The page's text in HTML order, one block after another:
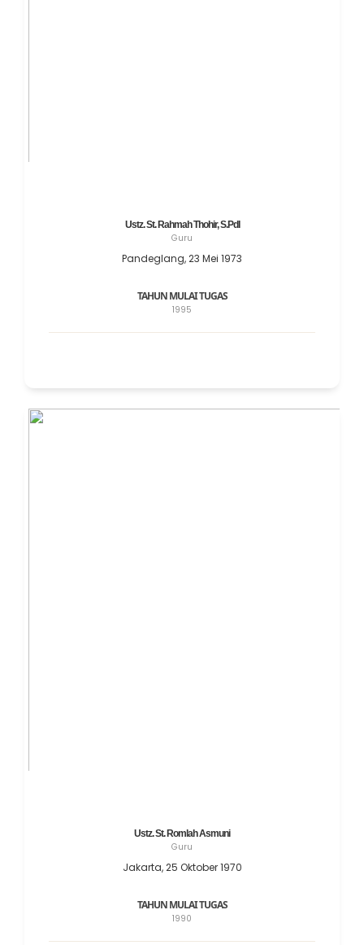
Ustz. St. Rahmah Thohir, S.PdI
Guru
Pandeglang, 23 Mei 1973
TAHUN MULAI TUGAS
1995
Ustz. St. Romlah Asmuni
Guru
Jakarta, 25 Oktober 1970
TAHUN MULAI TUGAS
1990